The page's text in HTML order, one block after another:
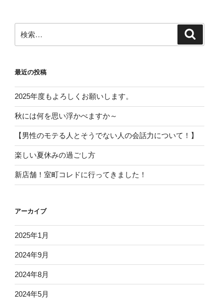
索:
最近の投稿
2025年度もよろしくお願いします。
秋には何を思い浮かべますか～
【男性のモテる人とそうでない人の会話力について！】
楽しい夏休みの過ごし方
新店舗！室町コレドに行ってきました！
アーカイブ
2025年1月
2024年9月
2024年8月
2024年5月